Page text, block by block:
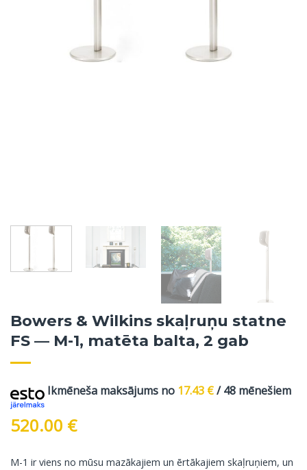
Bowers & Wilkins skaļruņu statne
FS — M-1, matēta balta, 2 gab
Ikmēneša maksājums no 17.43 €/ 48 mēnešiem
520.00 €
M-1 ir viens no mūsu mazākajiem un ērtākajiem skaļruņiem, un